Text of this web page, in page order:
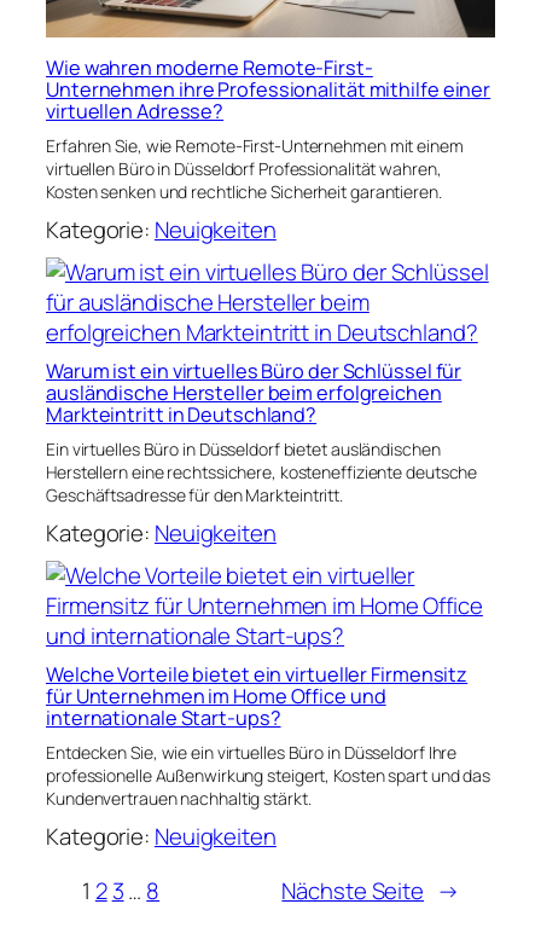
Wie wahren moderne Remote-First-
Unternehmen ihre Professionalität mithilfe einer
virtuellen Adresse?
Erfahren Sie, wie Remote-First-Unternehmen mit einem
virtuellen Büro in Düsseldorf Professionalität wahren,
Kosten senken und rechtliche Sicherheit garantieren.
Kategorie: Neuigkeiten
Warum ist ein virtuelles Büro der Schlüssel für
ausländische Hersteller beim erfolgreichen
Markteintritt in Deutschland?
Ein virtuelles Büro in Düsseldorf bietet ausländischen
Herstellern eine rechtssichere, kosteneffiziente deutsche
Geschäftsadresse für den Markteintritt.
Kategorie: Neuigkeiten
Welche Vorteile bietet ein virtueller Firmensitz
für Unternehmen im Home Office und
internationale Start-ups?
Entdecken Sie, wie ein virtuelles Büro in Düsseldorf Ihre
professionelle Außenwirkung steigert, Kosten spart und das
Kundenvertrauen nachhaltig stärkt.
Kategorie: Neuigkeiten
1 2 3… 8 Nächste Seite →